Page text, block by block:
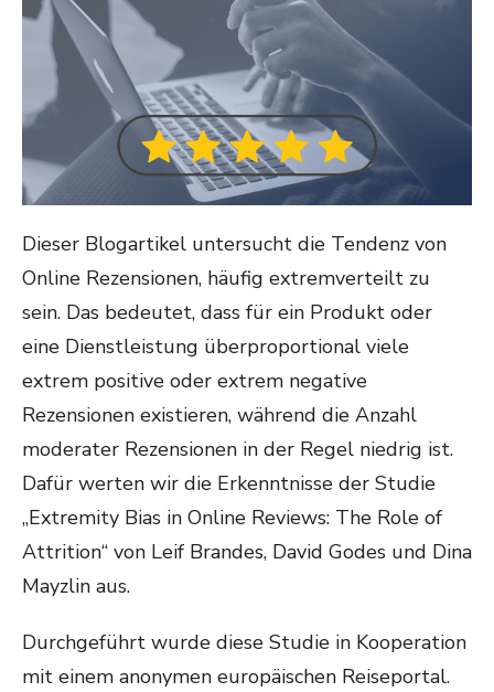
Dieser Blogartikel untersucht die Tendenz von
Online Rezensionen, häufig extremverteilt zu
sein. Das bedeutet, dass für ein Produkt oder
eine Dienstleistung überproportional viele
extrem positive oder extrem negative
Rezensionen existieren, während die Anzahl
moderater Rezensionen in der Regel niedrig ist.
Dafür werten wir die Erkenntnisse der Studie
„Extremity Bias in Online Reviews: The Role of
Attrition“ von Leif Brandes, David Godes und Dina
Mayzlin aus.
Durchgeführt wurde diese Studie in Kooperation
mit einem anonymen europäischen Reiseportal.